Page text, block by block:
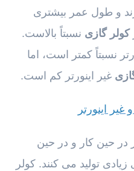
و طول عمر بیشتری
کولر گازی نسبتاً بالاست.
نسبتاً کمتر است، اما
غیر اینورتر کم است.
غیر اینورتر
در حین کار و در حین
تولید می کنند. کولر